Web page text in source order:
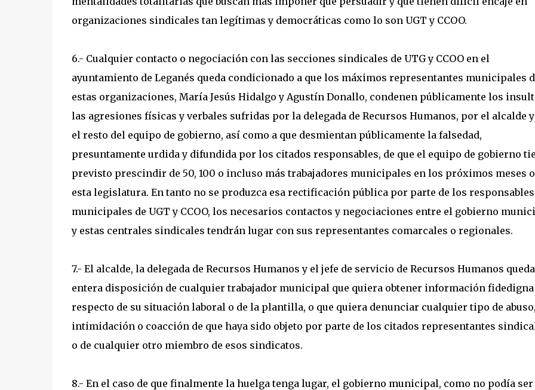
organizaciones sindicales tan legítimas y democráticas como lo son UGT y CCOO.
6.- Cualquier contacto o negociación con las secciones sindicales de UTG y CCOO en el
ayuntamiento de Leganés queda condicionado a que los máximos representantes municipales
estas organizaciones, María Jesús Hidalgo y Agustín Donallo, condenen públicamente los
las agresiones físicas y verbales sufridas por la delegada de Recursos Humanos, por el alcalde
el resto del equipo de gobierno, así como a que desmientan públicamente la falsedad,
presuntamente urdida y difundida por los citados responsables, de que el equipo de gobierno
previsto prescindir de 50, 100 o incluso más trabajadores municipales en los próximos meses
esta legislatura. En tanto no se produzca esa rectificación pública por parte de los responsables
municipales de UGT y CCOO, los necesarios contactos y negociaciones entre el gobierno
y estas centrales sindicales tendrán lugar con sus representantes comarcales o regionales.
7.- El alcalde, la delegada de Recursos Humanos y el jefe de servicio de Recursos Humanos
entera disposición de cualquier trabajador municipal que quiera obtener información fidedigna
respecto de su situación laboral o de la plantilla, o que quiera denunciar cualquier tipo de abuso,
intimidación o coacción de que haya sido objeto por parte de los citados representantes
o de cualquier otro miembro de esos sindicatos.
8.- En el caso de que finalmente la huelga tenga lugar, el gobierno municipal, como no podía ser